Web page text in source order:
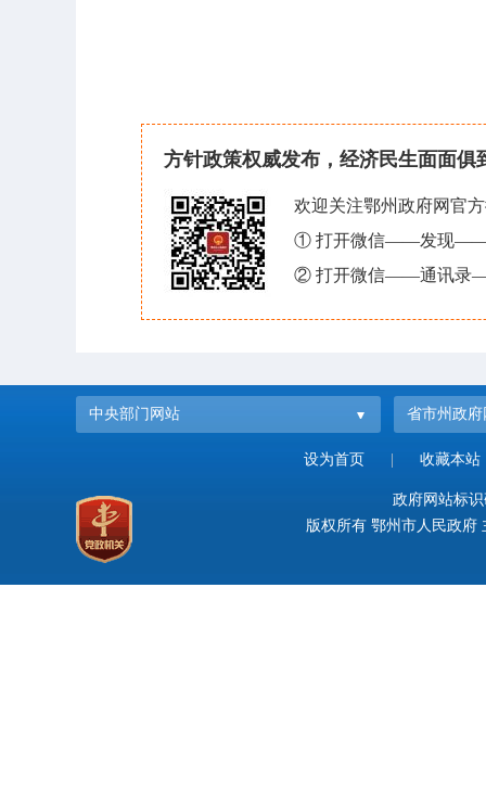
方针政策权威发布，经济民生面面俱
欢迎关注鄂州政府网官
① 打开微信——发现——
② 打开微信——通讯录
中央部门网站 省市州政府
设为首页 收藏本站
政府网站标
版权所有 鄂州市人民政府